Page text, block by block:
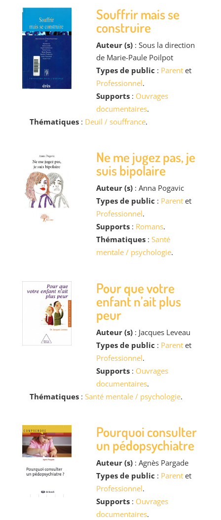
Souffrir mais se
construire
Auteur (s): Sous la direction
de Marie-Paule Poilpot
Types de public : Parentet
Professionnel.
Supports: Ouvrages
documentaires.
Thématiques: Deuil / souffrance.
Ne me jugez pas, je
suis bipolaire
Auteur (s): Anna Pogavic
Types de public : Parentet
Professionnel.
Supports: Romans.
Thématiques: Santé
mentale / psychologie.
Pour que votre
enfant n’ait plus
peur
Auteur (s): Jacques Leveau
Types de public : Parentet
Professionnel.
Supports: Ouvrages
documentaires.
Thématiques: Santé mentale / psychologie.
Pourquoi consulter
un pédopsychiatre
Auteur (s): Agnès Pargade
Types de public : Parentet
Professionnel.
Supports: Ouvrages
documentaires.